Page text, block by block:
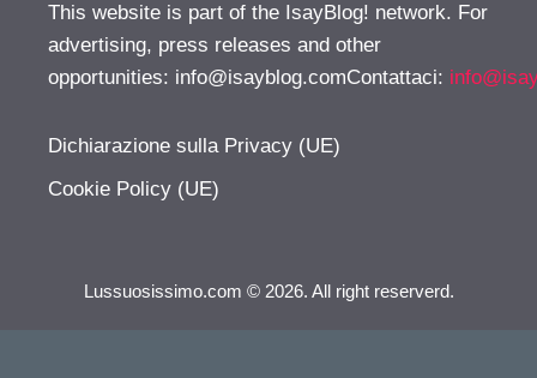
This website is part of the IsayBlog! network. For
advertising, press releases and other
opportunities: info@isayblog.comContattaci:
Dichiarazione sulla Privacy (UE)
Cookie Policy (UE)
Lussuosissimo.com © 2026. All right reserverd.